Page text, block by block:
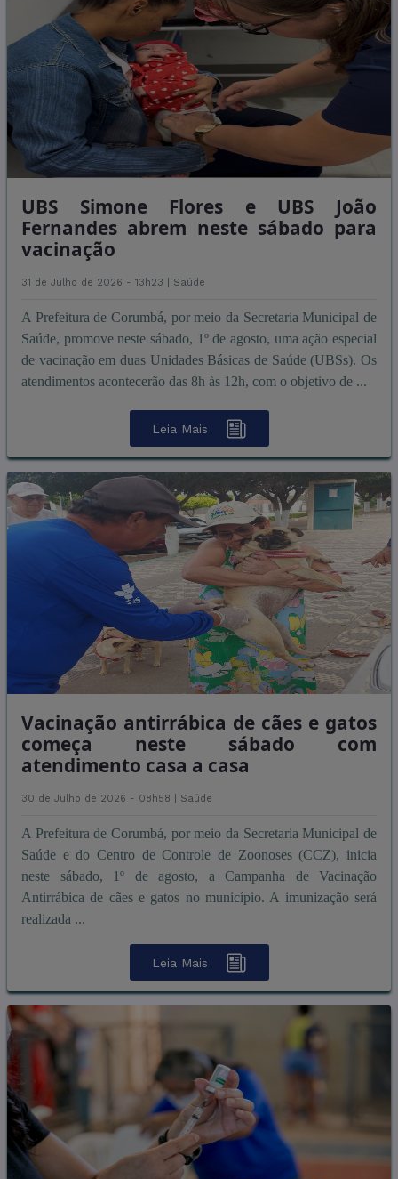
UBS Simone Flores e UBS João
Fernandes abrem neste sábado para
vacinação
31 de Julho de 2026 - 13h23 | Saúde
A Prefeitura de Corumbá, por meio da Secretaria Municipal de
Saúde, promove neste sábado, 1º de agosto, uma ação especial
de vacinação em duas Unidades Básicas de Saúde (UBSs). Os
atendimentos acontecerão das 8h às 12h, com o objetivo de ...
Leia Mais
Vacinação antirrábica de cães e gatos
começa neste sábado com
atendimento casa a casa
30 de Julho de 2026 - 08h58 | Saúde
A Prefeitura de Corumbá, por meio da Secretaria Municipal de
Saúde e do Centro de Controle de Zoonoses (CCZ), inicia
neste sábado, 1º de agosto, a Campanha de Vacinação
Antirrábica de cães e gatos no município. A imunização será
realizada ...
Leia Mais